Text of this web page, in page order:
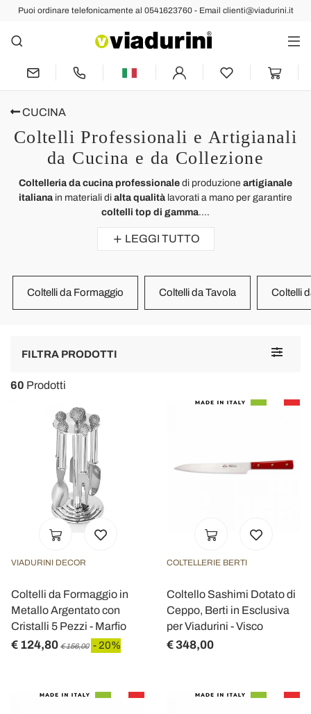
Puoi ordinare telefonicamente al 0541623760 - Email clienti@viadurini.it
CUCINA
Coltelli Professionali e Artigianali
da Cucina e da Collezione
Coltelleria da cucina professionale di produzione artigianale
italiana in materiali di alta qualità lavorati a mano per garantire
coltelli top di gamma....
LEGGI TUTTO
Coltelli da Formaggio Coltelli da Tavola Coltelli
Toggle
FILTRA PRODOTTI
60 Prodotti
VIADURINI DECOR
Coltelli da Formaggio in
Metallo Argentato con
Cristalli 5 Pezzi - Marfio
€ 124,80 € 156,00 - 20%
COLTELLERIE BERTI
Coltello Sashimi Dotato di
Ceppo, Berti in Esclusiva
per Viadurini - Visco
€ 348,00